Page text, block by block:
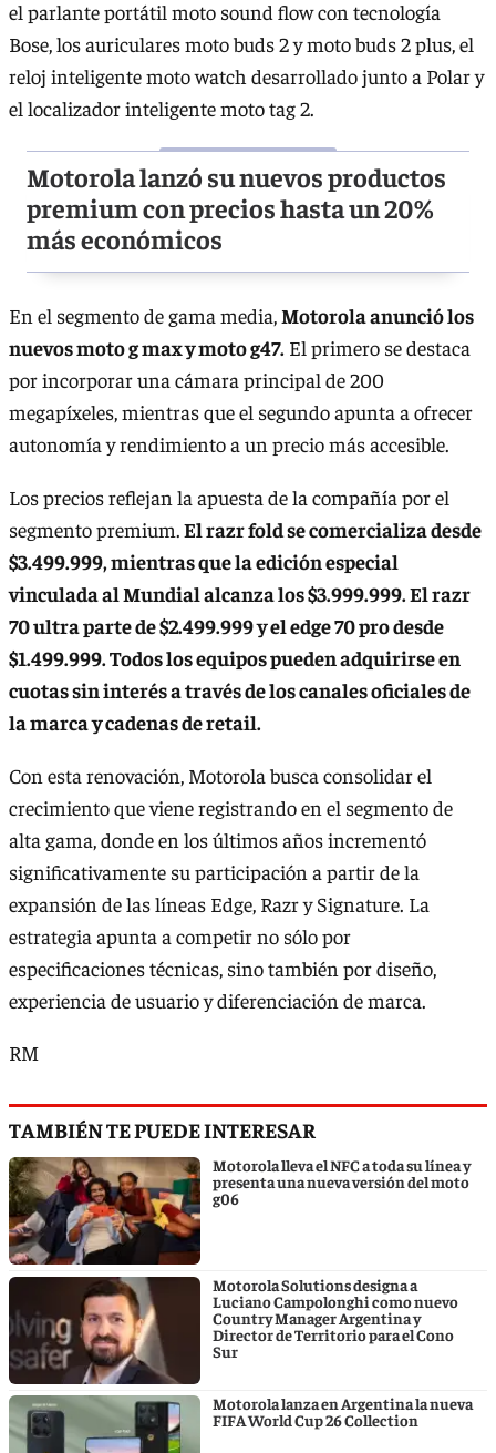
el parlante portátil moto sound flow con tecnología
Bose, los auriculares moto buds 2 y moto buds 2 plus, el
reloj inteligente moto watch desarrollado junto a Polar y
el localizador inteligente moto tag 2.
Motorola lanzó su nuevos productos
premium con precios hasta un 20%
más económicos
En el segmento de gama media,Motorola anunció los
nuevos moto g max y moto g47. El primero se destaca
por incorporar una cámara principal de 200
megapíxeles, mientras que el segundo apunta a ofrecer
autonomía y rendimiento a un precio más accesible.
Los precios reflejan la apuesta de la compañía por el
segmento premium.El razr fold se comercializa desde
$3.499.999, mientras que la edición especial
vinculada al Mundial alcanza los $3.999.999. El razr
70 ultra parte de $2.499.999 y el edge 70 pro desde
$1.499.999. Todos los equipos pueden adquirirse en
cuotas sin interés a través de los canales oficiales de
la marca y cadenas de retail.
Con esta renovación, Motorola busca consolidar el
crecimiento que viene registrando en el segmento de
alta gama, donde en los últimos años incrementó
significativamente su participación a partir de la
expansión de las líneas Edge, Razr y Signature. La
estrategia apunta a competir no sólo por
especificaciones técnicas, sino también por diseño,
experiencia de usuario y diferenciación de marca.
RM
TAMBIÉN TE PUEDE INTERESAR
Motorola lleva el NFC a toda su línea y
presenta una nueva versión del moto
g06
Motorola Solutions designa a
Luciano Campolonghi como nuevo
Country Manager Argentina y
Director de Territorio para el Cono
Sur
Motorola lanza en Argentina la nueva
FIFA World Cup 26 Collection